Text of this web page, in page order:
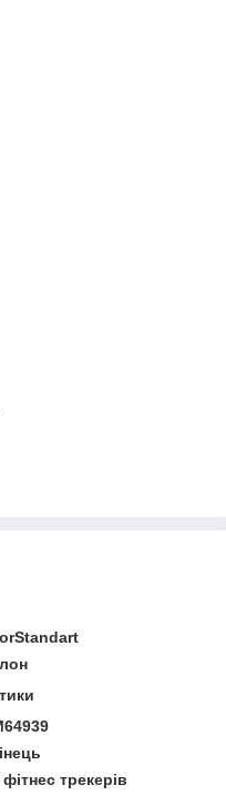
трекерів